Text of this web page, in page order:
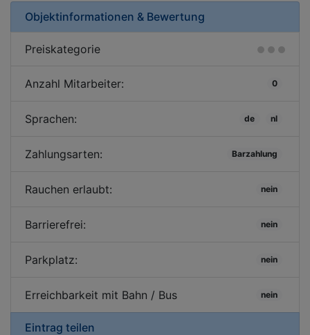
Objektinformationen & Bewertung
Preiskategorie
Anzahl Mitarbeiter: 0
Sprachen: de nl
Zahlungsarten: Barzahlung
Rauchen erlaubt: nein
Barrierefrei: nein
Parkplatz: nein
Erreichbarkeit mit Bahn / Bus nein
Eintrag teilen